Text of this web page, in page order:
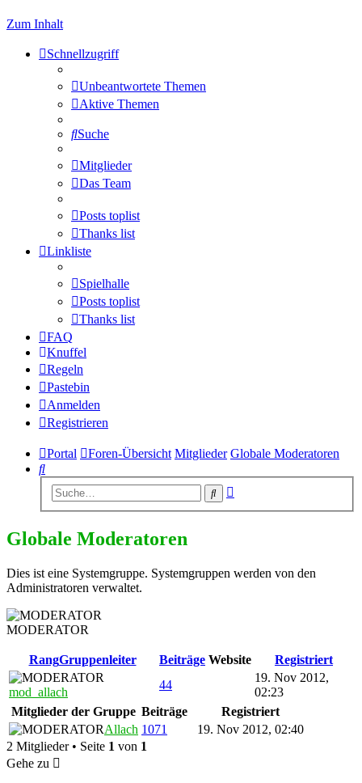
Zum Inhalt
Schnellzugriff
Unbeantwortete Themen
Aktive Themen
Suche
Mitglieder
Das Team
Posts toplist
Thanks list
Linkliste
Spielhalle
Posts toplist
Thanks list
FAQ
Knuffel
Regeln
Pastebin
Anmelden
Registrieren
Portal Foren-Übersicht Mitglieder Globale Moderatoren
Suche
Suche
Globale Moderatoren
Dies ist eine Systemgruppe. Systemgruppen werden von den
Administratoren verwaltet.
MODERATOR
RangGruppenleiter Beiträge Website Registriert
mod_allach
44
19. Nov 2012,
02:23
Mitglieder der Gruppe Beiträge
Registriert
Allach 1071
19. Nov 2012, 02:40
2 Mitglieder • Seite 1 von 1
Gehe zu